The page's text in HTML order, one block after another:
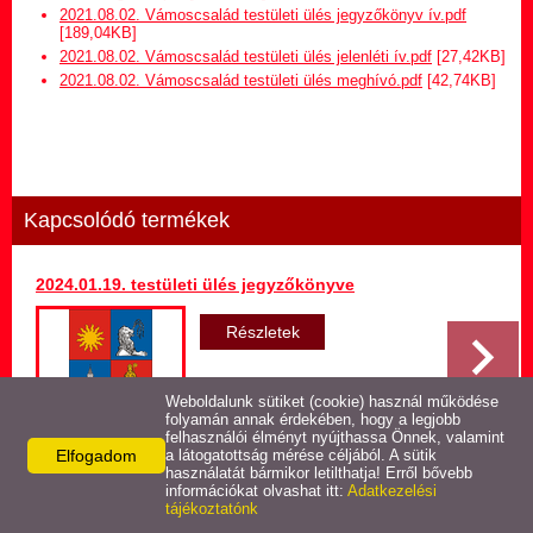
Hirdetmény termőföld
bérletére
Települési Arculati
Képviselő-testületi ülések
Egészségügyi ellátás
Egyéb szolgáltatások
Látnivalók
2021.08.02. Vámoscsalád testületi ülés jegyzőkönyv ív.pdf
[189,04KB]
2021.08.02. Vámoscsalád testületi ülés jelenléti ív.pdf [27,42KB]
2021.08.02. Vámoscsalád testületi ülés meghívó.pdf [42,74KB]
Kapcsolódó termékek
2024.01.19. testületi ülés jegyzőkönyve
Részletek
Vissza az előző oldalra!
Elfogadom
Weboldalunk sütiket (cookie) használ működése
folyamán annak érdekében, hogy a legjobb
felhasználói élményt nyújthassa Önnek, valamint
a látogatottság mérése céljából. A sütik
használatát bármikor letilthatja! Erről bővebb
információkat olvashat itt: Adatkezelési
tájékoztatónk